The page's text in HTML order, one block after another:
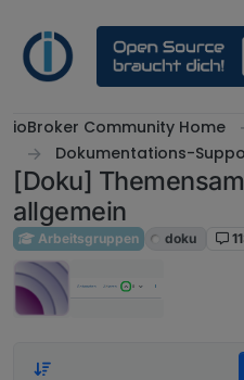
ioBroker Community Home
Dokumentations-
[Doku]
allgemein
Arbeitsgruppen doku